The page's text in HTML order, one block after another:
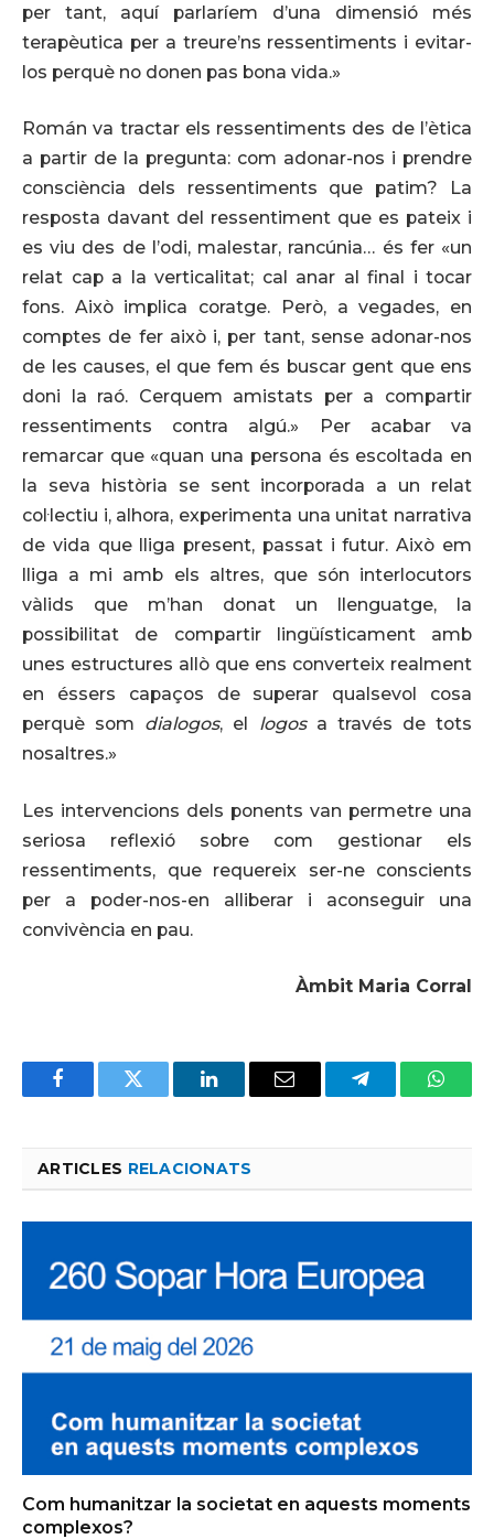
per tant, aquí parlaríem d’una dimensió més
terapèutica per a treure’ns ressentiments i evitar-
los perquè no donen pas bona vida.»
Román va tractar els ressentiments des de l’ètica
a partir de la pregunta: com adonar-nos i prendre
consciència dels ressentiments que patim? La
resposta davant del ressentiment que es pateix i
es viu des de l’odi, malestar, rancúnia… és fer «un
relat cap a la verticalitat; cal anar al final i tocar
fons. Això implica coratge. Però, a vegades, en
comptes de fer això i, per tant, sense adonar-nos
de les causes, el que fem és buscar gent que ens
doni la raó. Cerquem amistats per a compartir
ressentiments contra algú.» Per acabar va
remarcar que «quan una persona és escoltada en
la seva història se sent incorporada a un relat
col·lectiu i, alhora, experimenta una unitat narrativa
de vida que lliga present, passat i futur. Això em
lliga a mi amb els altres, que són interlocutors
vàlids que m’han donat un llenguatge, la
possibilitat de compartir lingüísticament amb
unes estructures allò que ens converteix realment
en éssers capaços de superar qualsevol cosa
perquè som dialogos, el logosa través de tots
nosaltres.»
Les intervencions dels ponents van permetre una
seriosa reflexió sobre com gestionar els
ressentiments, que requereix ser-ne conscients
per a poder-nos-en alliberar i aconseguir una
convivència en pau.
Àmbit Maria Corral
FacebookTwitter LinkedInEmail Telegram
ARTICLES RELACIONATS
Com humanitzar la societat en aquests moments
complexos?